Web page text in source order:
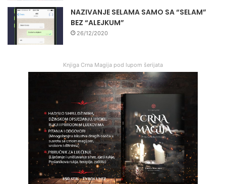
NAZIVANJE SELAMA SAMO SA “SELAM”
BEZ “ALEJKUM”
26/12/2020
Knjiga Crna Magija pod lupom šerijata